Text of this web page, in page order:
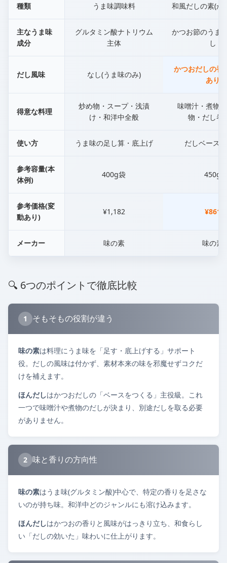
種類 うま味調味料 和風だしの素(か
主なうま味
成分
グルタミン酸ナトリウム
主体
かつお節のうま
し
だし風味 なし(うま味のみ)
かつおだしの香
あり
得意な料理
炒め物・スープ・浅漬
け・和洋中全般
味噌汁・煮物
物・だし巻
使い方 うま味の足し算・底上げ だしベース
参考容量(本
体例)
400g袋 450g
参考価格(変
動あり)
¥1,182 ¥861
メーカー 味の素 味の素
🔍 6つのポイントで徹底比較
1 そもそもの役割が違う
味の素は料理にうま味を「足す・底上げする」サポート
役。だしの風味は付かず、素材本来の味を邪魔せずコクだ
けを補えます。
ほんだしはかつおだしの「ベースをつくる」主役級。これ
一つで味噌汁や煮物のだしが決まり、別途だしを取る必要
がありません。
2 味と香りの方向性
味の素はうま味(グルタミン酸)中心で、特定の香りを足さな
いのが持ち味。和洋中どのジャンルにも溶け込みます。
ほんだしはかつおの香りと風味がはっきり立ち、和食らし
い「だしの効いた」味わいに仕上がります。